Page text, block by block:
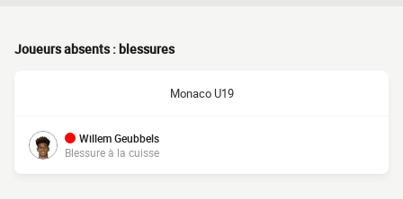
Joueurs absents : blessures
Monaco U19
Willem Geubbels
Blessure à la cuisse